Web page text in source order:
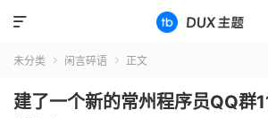

未分类  闲言碎语  正文
建了一个新的常州程序员QQ